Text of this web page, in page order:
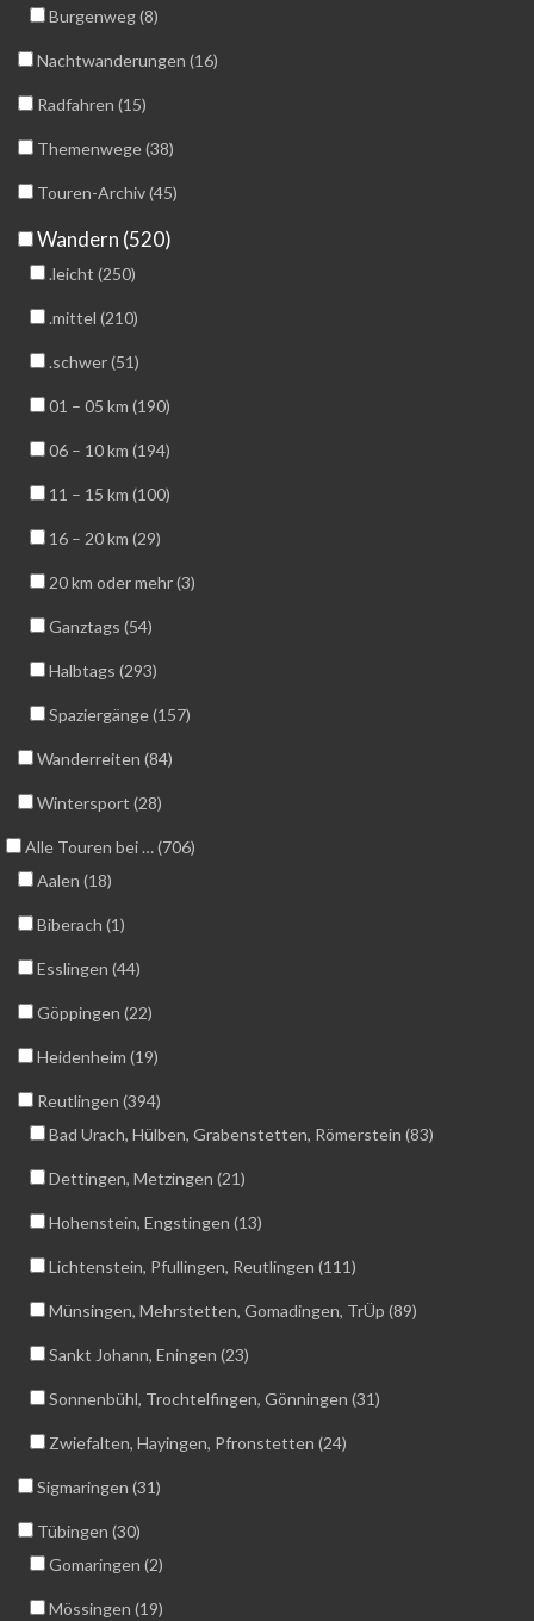
Burgenweg (8)
Nachtwanderungen (16)
Radfahren (15)
Themenwege (38)
Touren-Archiv (45)
Wandern (520)
.leicht (250)
.mittel (210)
.schwer (51)
01 – 05 km (190)
06 – 10 km (194)
11 – 15 km (100)
16 – 20 km (29)
20 km oder mehr (3)
Ganztags (54)
Halbtags (293)
Spaziergänge (157)
Wanderreiten (84)
Wintersport (28)
Alle Touren bei … (706)
Aalen (18)
Biberach (1)
Esslingen (44)
Göppingen (22)
Heidenheim (19)
Reutlingen (394)
Bad Urach, Hülben, Grabenstetten, Römerstein (83)
Dettingen, Metzingen (21)
Hohenstein, Engstingen (13)
Lichtenstein, Pfullingen, Reutlingen (111)
Münsingen, Mehrstetten, Gomadingen, TrÜp (89)
Sankt Johann, Eningen (23)
Sonnenbühl, Trochtelfingen, Gönningen (31)
Zwiefalten, Hayingen, Pfronstetten (24)
Sigmaringen (31)
Tübingen (30)
Gomaringen (2)
Mössingen (19)